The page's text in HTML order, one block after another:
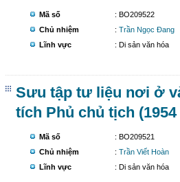
Mã số
: BO209522
Chủ nhiệm
:Trần Ngọc Đang
Lĩnh vực
: Di sản văn hóa
Sưu tập tư liệu nơi ở
tích Phủ chủ tịch (1954
Mã số
: BO209521
Chủ nhiệm
:Trần Viết Hoàn
Lĩnh vực
: Di sản văn hóa